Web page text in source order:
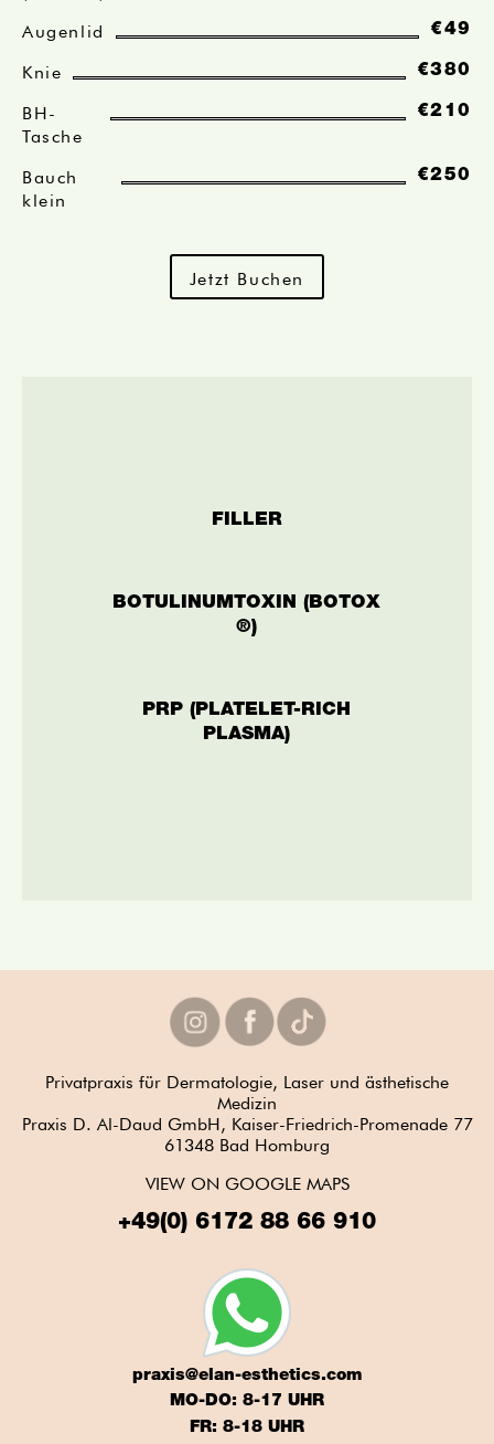
Augenlid
€49
Knie €380
BH-
Tasche
€210
Bauch
klein
€250
Jetzt Buchen
FILLER
BOTULINUMTOXIN (BOTOX
®)
PRP (PLATELET-RICH
PLASMA)
Privatpraxis für Dermatologie, Laser und ästhetische
Medizin
Praxis D. Al-Daud GmbH, Kaiser-Friedrich-Promenade 77
61348 Bad Homburg
VIEW ON GOOGLE MAPS
+49(0) 6172 88 66 910
praxis@elan-esthetics.com
MO-DO: 8-17 UHR
FR: 8-18 UHR